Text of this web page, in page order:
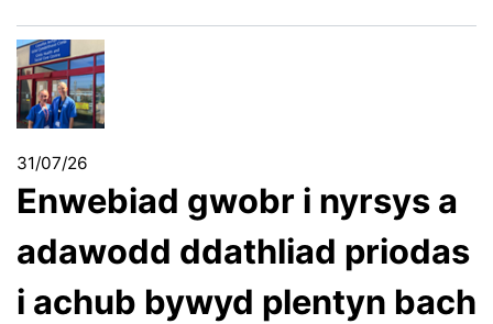
31/07/26
Enwebiad gwobr i nyrsys a
adawodd ddathliad priodas
i achub bywyd plentyn bach